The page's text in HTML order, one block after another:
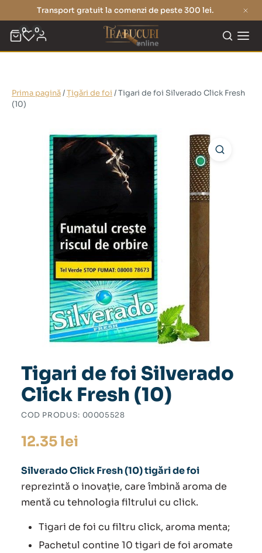
Transport gratuit la comenzi de peste 300 lei.
0 0
Prima pagină/Țigări de foi / Tigari de foi Silverado Click Fresh
(10)
Tigari de foi Silverado
Click Fresh (10)
COD PRODUS: 00005528
12.35lei
Silverado Click Fresh (10) tigări de foi
reprezintă o inovație, care îmbină aroma de
mentă cu tehnologia filtrului cu click.
Tigari de foi cu filtru click, aroma menta;
Pachetul contine 10 tigari de foi aromate